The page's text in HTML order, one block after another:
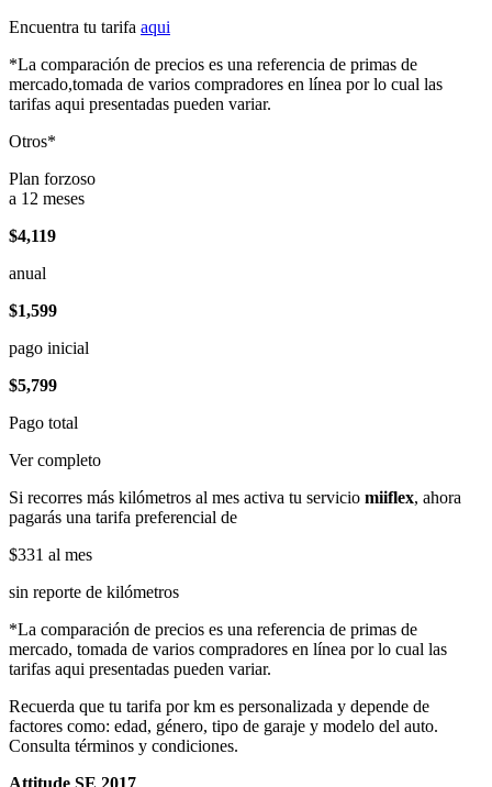
Encuentra tu tarifa aqui
*La comparación de precios es una referencia de primas de
mercado,tomada de varios compradores en línea por lo cual las
tarifas aqui presentadas pueden variar.
Otros*
Plan forzoso
a 12 meses
$4,119
anual
$1,599
pago inicial
$5,799
Pago total
Ver completo
Si recorres más kilómetros al mes activa tu servicio miiflex, ahora
pagarás una tarifa preferencial de
$331 al mes
sin reporte de kilómetros
*La comparación de precios es una referencia de primas de
mercado, tomada de varios compradores en línea por lo cual las
tarifas aqui presentadas pueden variar.
Recuerda que tu tarifa por km es personalizada y depende de
factores como: edad, género, tipo de garaje y modelo del auto.
Consulta términos y condiciones.
Attitude SE 2017